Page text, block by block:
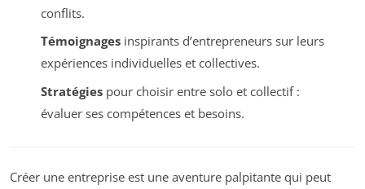
conflits.
Témoignagesinspirants d’entrepreneurs sur leurs
expériences individuelles et collectives.
Stratégiespour choisir entre solo et collectif :
évaluer ses compétences et besoins.
Créer une entreprise est une aventure palpitante qui peut